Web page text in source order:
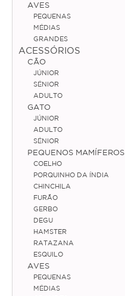
Degu
Hamster
Ratazana
Ouriço
Esquilo
Aves
Pequenas
Médias
Grandes
Répteis
Tartaruga
Lagarto
Serpente
AVES
PEQUENAS
MÉDIAS
GRANDES
ACESSÓRIOS
CÃO
JÚNIOR
SÉNIOR
ADULTO
GATO
JÚNIOR
ADULTO
SÉNIOR
PEQUENOS MAMÍFEROS
COELHO
PORQUINHO DA ÍNDIA
CHINCHILA
FURÃO
GERBO
DEGU
HAMSTER
RATAZANA
ESQUILO
AVES
PEQUENAS
MÉDIAS